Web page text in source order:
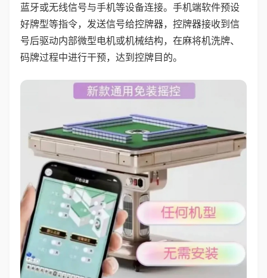
蓝牙或无线信号与手机等设备连接。手机端软件预设
好牌型等指令，发送信号给控牌器，控牌器接收到信
号后驱动内部微型电机或机械结构，在麻将机洗牌、
码牌过程中进行干预，达到控牌目的。